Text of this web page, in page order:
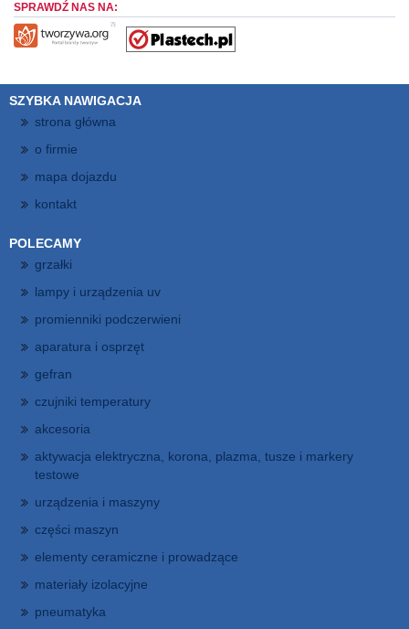
SPRAWDŹ NAS NA:
SZYBKA NAWIGACJA
strona główna
o firmie
mapa dojazdu
kontakt
POLECAMY
grzałki
lampy i urządzenia uv
promienniki podczerwieni
aparatura i osprzęt
gefran
czujniki temperatury
akcesoria
aktywacja elektryczna, korona, plazma, tusze i markery
testowe
urządzenia i maszyny
części maszyn
elementy ceramiczne i prowadzące
materiały izolacyjne
pneumatyka